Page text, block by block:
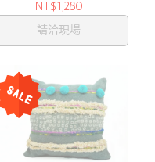
NT$1,280
請洽現場